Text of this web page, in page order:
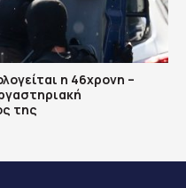
η 46χρονη –
της